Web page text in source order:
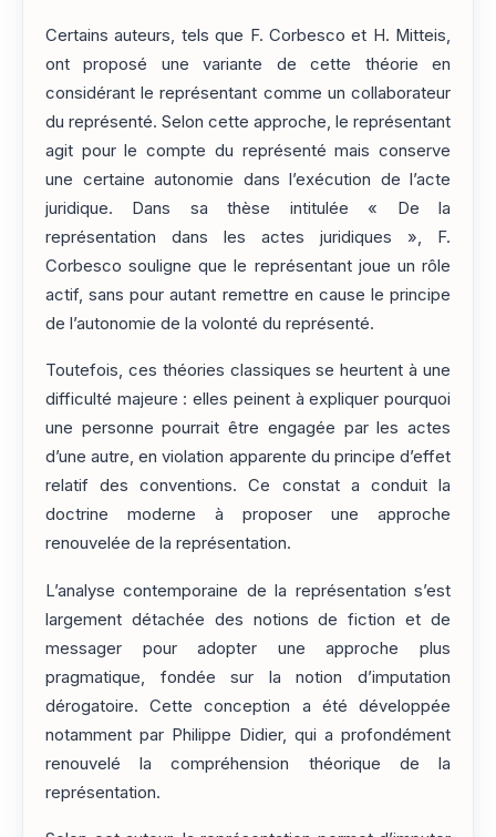
Certains auteurs, tels que F. Corbesco et H. Mitteis,
ont proposé une variante de cette théorie en
considérant le représentant comme un collaborateur
du représenté. Selon cette approche, le représentant
agit pour le compte du représenté mais conserve
une certaine autonomie dans l’exécution de l’acte
juridique. Dans sa thèse intitulée « De la
représentation dans les actes juridiques », F.
Corbesco souligne que le représentant joue un rôle
actif, sans pour autant remettre en cause le principe
de l’autonomie de la volonté du représenté.
Toutefois, ces théories classiques se heurtent à une
difficulté majeure : elles peinent à expliquer pourquoi
une personne pourrait être engagée par les actes
d’une autre, en violation apparente du principe d’effet
relatif des conventions. Ce constat a conduit la
doctrine moderne à proposer une approche
renouvelée de la représentation.
L’analyse contemporaine de la représentation s’est
largement détachée des notions de fiction et de
messager pour adopter une approche plus
pragmatique, fondée sur la notion d’imputation
dérogatoire. Cette conception a été développée
notamment par Philippe Didier, qui a profondément
renouvelé la compréhension théorique de la
représentation.